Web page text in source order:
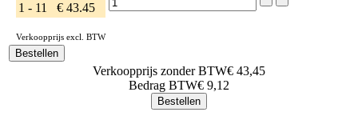
1 - 11
€ 43.45
Verkoopprijs excl. BTW
Verkoopprijs zonder BTW€ 43,45
Bedrag BTW€ 9,12